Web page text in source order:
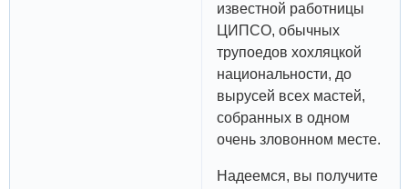
известной работницы
ЦИПСО, обычных
трупоедов хохляцкой
национальности, до
вырусей всех мастей,
собранных в одном
очень зловонном месте.
Надеемся, вы получите